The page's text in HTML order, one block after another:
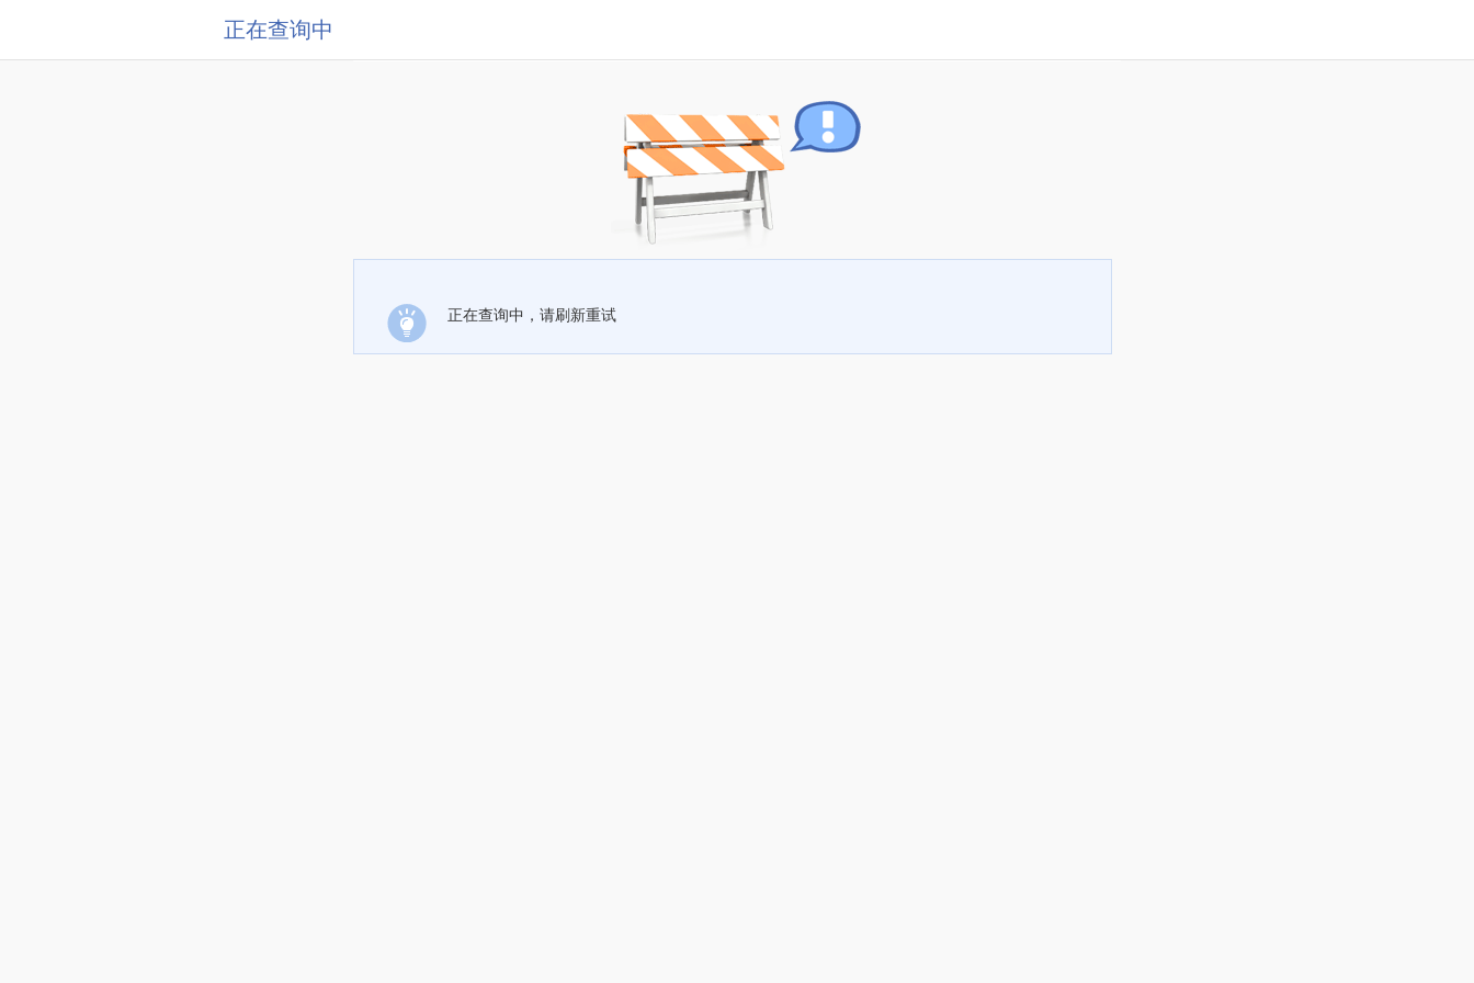
正在查询中
正在查询中，请刷新重试